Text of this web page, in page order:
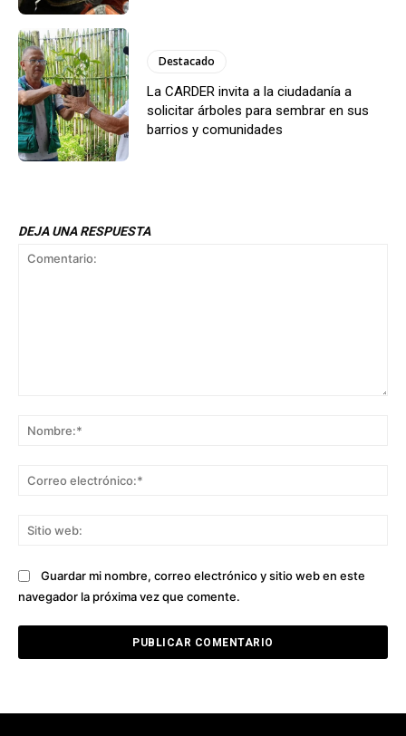
Destacado
La CARDER invita a la ciudadanía a
solicitar árboles para sembrar en sus
barrios y comunidades
DEJA UNA RESPUESTA
Guardar mi nombre, correo electrónico y sitio web en este
navegador la próxima vez que comente.